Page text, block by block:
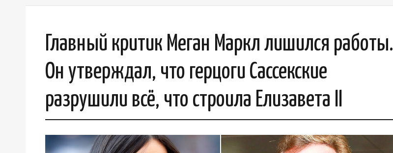
Главный критик Меган Маркл лишился работы.
Он утверждал, что герцоги Сассекские
разрушили всё, что строила Елизавета II